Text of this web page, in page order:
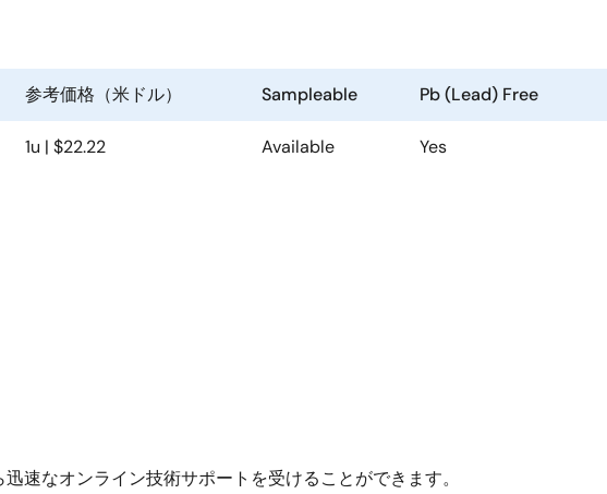
参考価格（米ドル） Sampleable Pb (Lead) Free
1u | $22.22 Available Yes
速なオンライン技術サポートを受けることができます。